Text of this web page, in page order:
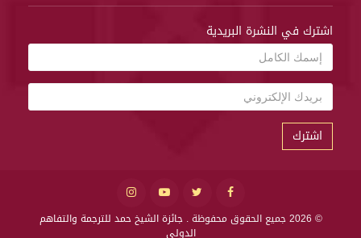
اشترك في النشرة البريدية
اشترك
© 2026 جميع الحقوق محفوظة .
جائزة الشيخ حمد للترجمة والتفاهم
الدولي